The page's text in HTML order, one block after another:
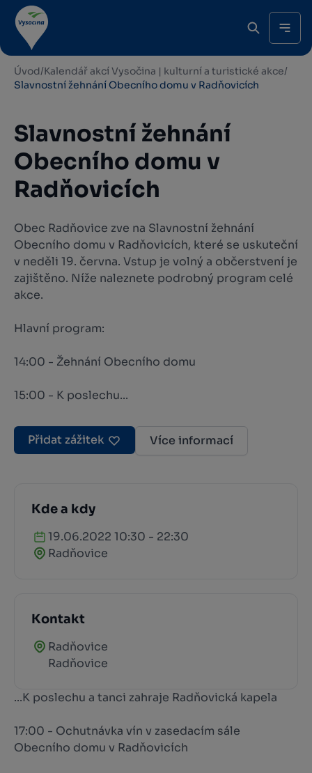
Úvod/Kalendář akcí Vysočina | kulturní a turistické akce/
Slavnostní žehnání Obecního domu v Radňovicích
Slavnostní žehnání
Obecního domu v
Radňovicích
Obec Radňovice zve na Slavnostní žehnání
Obecního domu v Radňovicích, které se uskuteční
v neděli 19. června. Vstup je volný a občerstvení je
zajištěno. Níže naleznete podrobný program celé
akce.
Hlavní program:
14:00 - Žehnání Obecního domu
15:00 - K poslechu...
Přidat zážitek Více informací
Kde a kdy
19.06.2022 10:30 - 22:30
Radňovice
Kontakt
Radňovice
Radňovice
...K poslechu a tanci zahraje Radňovická kapela
17:00 - Ochutnávka vín v zasedacím sále
Obecního domu v Radňovicích